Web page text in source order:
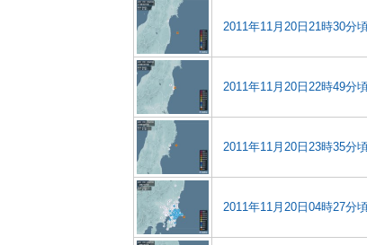
2011年11月20日21時30分
2011年11月20日22時49分
2011年11月20日23時35分
2011年11月20日04時27分